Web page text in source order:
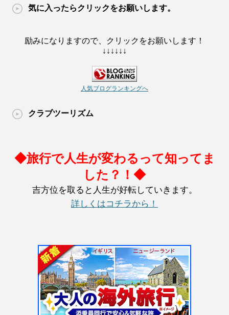
気に入ったらクリックをお願いします。
励みになりますので、クリックをお願いします！
↓↓↓↓↓↓
人気ブログランキングへ
クラブツーリズム
◆旅行で人生が変わるって知ってま
した？！◆
吉方位を取ると人生が好転していきます。
詳しくはコチラから！